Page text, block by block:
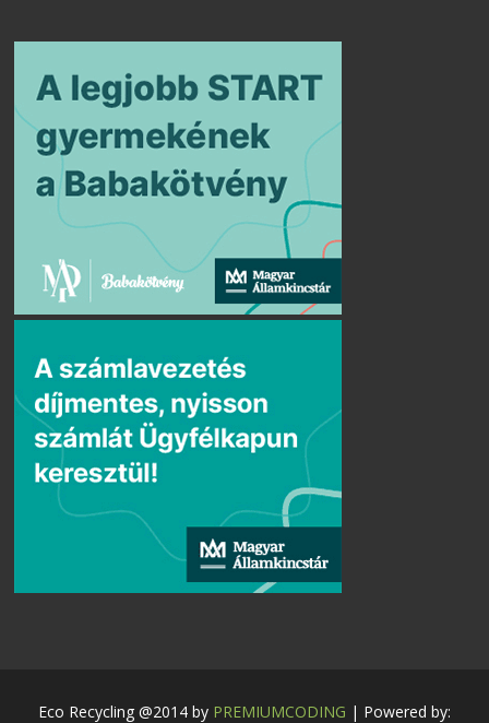
Eco Recycling @2014 by PREMIUMCODING | Powered by: